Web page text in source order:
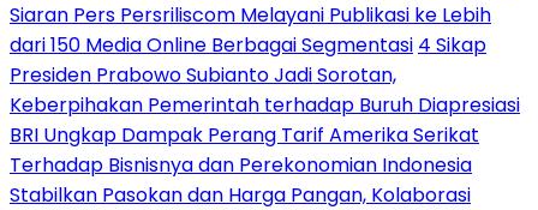
Siaran Pers Persriliscom Melayani Publikasi ke Lebih
dari 150 Media Online Berbagai Segmentasi 4 Sikap
Presiden Prabowo Subianto Jadi Sorotan,
Keberpihakan Pemerintah terhadap Buruh Diapresiasi
BRI Ungkap Dampak Perang Tarif Amerika Serikat
Terhadap Bisnisnya dan Perekonomian Indonesia
Stabilkan Pasokan dan Harga Pangan, Kolaborasi